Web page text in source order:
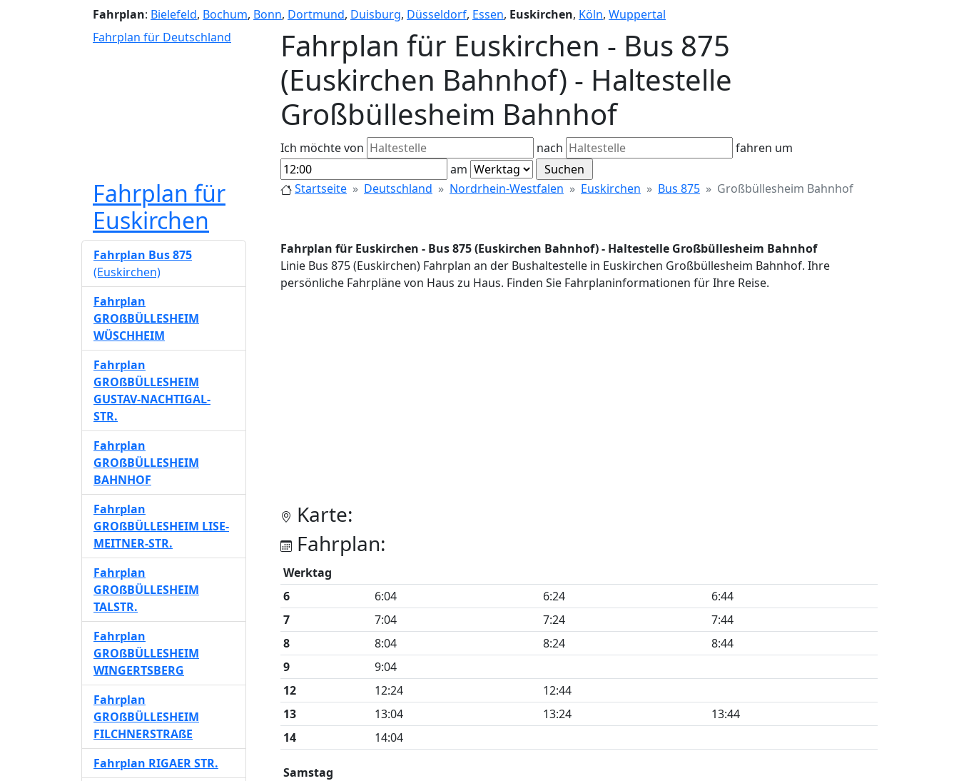
Fahrplan: Bielefeld, Bochum, Bonn, Dortmund, Duisburg, Düsseldorf, Essen, Euskirchen, Köln, Wuppertal
Fahrplan für Deutschland
Fahrplan für Euskirchen - Bus 875
(Euskirchen Bahnhof) - Haltestelle
Großbüllesheim Bahnhof
Ich möchte von nach
fahren um
am
Fahrplan für
Euskirchen
Startseite Deutschland Nordrhein-Westfalen Euskirchen Bus 875 Großbüllesheim Bahnhof
Fahrplan für Euskirchen - Bus 875 (Euskirchen Bahnhof) - Haltestelle Großbüllesheim Bahnhof
Linie Bus 875 (Euskirchen) Fahrplan an der Bushaltestelle in Euskirchen Großbüllesheim Bahnhof. Ihre
persönliche Fahrpläne von Haus zu Haus. Finden Sie Fahrplaninformationen für Ihre Reise.
Karte:
Fahrplan:
Werktag
6
6:04 6:24
6:44
7
7:04 7:24
7:44
8
8:04 8:24
8:44
9
9:04
12
12:24
12:44
13
13:04 13:24
13:44
14
14:04
Samstag
Fahrplan Bus 875
(Euskirchen)
Fahrplan
GROßBÜLLESHEIM
WÜSCHHEIM
Fahrplan
GROßBÜLLESHEIM
GUSTAV-NACHTIGAL-
STR.
Fahrplan
GROßBÜLLESHEIM
BAHNHOF
Fahrplan
GROßBÜLLESHEIM LISE-
MEITNER-STR.
Fahrplan
GROßBÜLLESHEIM
TALSTR.
Fahrplan
GROßBÜLLESHEIM
WINGERTSBERG
Fahrplan
GROßBÜLLESHEIM
FILCHNERSTRAßE
Fahrplan RIGAER STR.